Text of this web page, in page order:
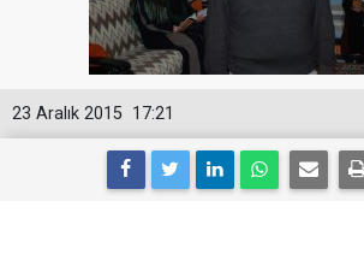
17:21
23 Aralık 2015